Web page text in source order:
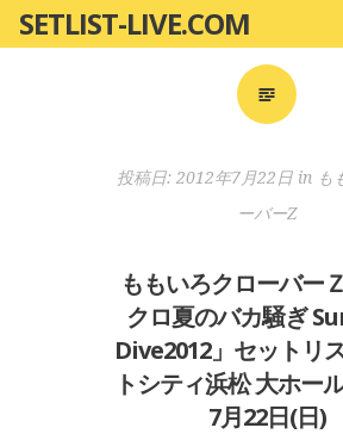
ン
SETLIST-LIVE.COM
投稿日: 2012年7月22日 in も
ーバーZ
ももいろクローバー
クロ夏のバカ騒ぎ
Dive2012」セットリ
トシティ浜松 大ホー
7月22日(日)